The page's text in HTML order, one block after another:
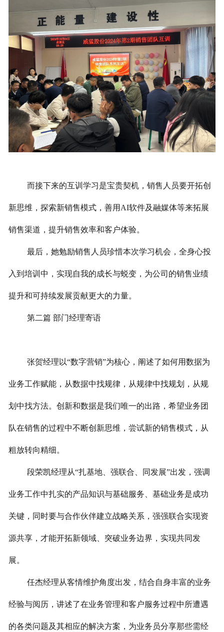
而接下来的互训学习是宝贵契机，销售人员要开拓创
新思维，探索新销售模式，善用AI软件及融媒体等来拓展
销售渠道，提升销售效率和客户体验。
最后，她勉励销售人员珍惜本次学习机会，全身心投
入到培训中，实现自我的成长与蜕变，为公司的销售业绩
提升和可持续发展贡献更大的力量。
第二篇 部门经理寄语
张贺经理以“数字营销”为核心，阐述了如何用数据为
业务工作赋能，从数据中找规律，从规律中找规划，从规
划中找方法。创新和数据是我们唯一的出路，希望业务团
队在销售的过程中不断创新思维，尝试新的销售模式，从
粗放转向精细。
段荣凯经理从“扎基地、强联合、同发展”出发，强调
业务工作中扎实的产品知识与基础服务、基础业务是成功
关键，同时要与合作伙伴建立战略关系，强强联合实现资
源共享，才能开拓新领域、突破业务边界，实现共同发
展。
任杰经理从客情维护角度出发，结合自身丰富的业务
经验与阅历，讲述了在业务管理和客户服务过程中所遭遇
的各类问题及其相应的解决方案，为业务员分享那些需经